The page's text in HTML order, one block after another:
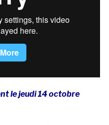
le jeudi 14 octobre